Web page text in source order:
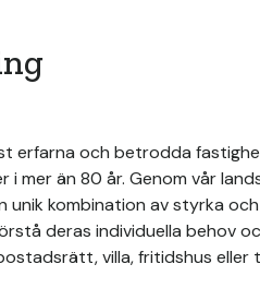
erfarna och betrodda
mer än 80 år. Genom vår
unik kombination av styrka
deras individuella behov
villa, fritidshus eller